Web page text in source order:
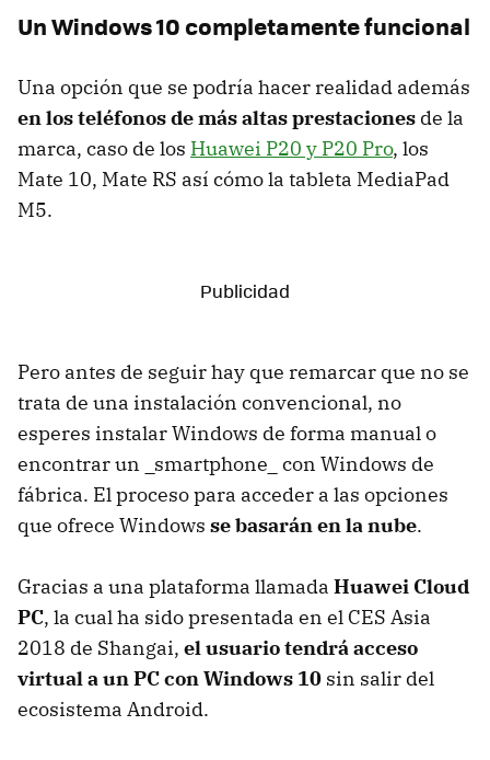
Un Windows 10 completamente funcional
Una opción que se podría hacer realidad además
en los teléfonos de más altas prestaciones de la
marca, caso de los Huawei P20 y P20 Pro, los
Mate 10, Mate RS así cómo la tableta MediaPad
M5.
Pero antes de seguir hay que remarcar que no se
trata de una instalación convencional, no
esperes instalar Windows de forma manual o
encontrar un _smartphone_ con Windows de
fábrica. El proceso para acceder a las opciones
que ofrece Windows se basarán en la nube.
Gracias a una plataforma llamada Huawei Cloud
PC, la cual ha sido presentada en el CES Asia
2018 de Shangai, el usuario tendrá acceso
virtual a un PC con Windows 10 sin salir del
ecosistema Android.